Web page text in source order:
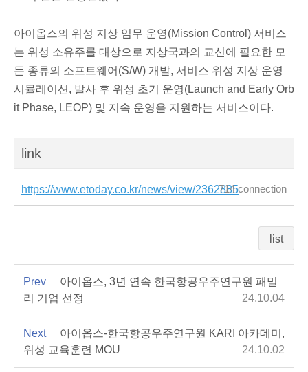
아이옵스의 위성 지상 임무 운영(Mission Control) 서비스
는 위성 소유주를 대상으로 지상국과의 교신에 필요한 모
든 종류의 소프트웨어(S/W) 개발, 서비스 위성 지상 운영
시뮬레이션, 발사 후 위성 초기 운영(Launch and Early Orb
it Phase, LEOP) 및 지속 운영을 지원하는 서비스이다.
link
https://www.etoday.co.kr/news/view/2362885714 connection
list
Prev
아이옵스, 3년 연속 한국항공우주연구원 패밀
리 기업 선정
24.10.04
Next
아이옵스-한국항공우주연구원 KARI 아카데미,
위성 교육훈련 MOU
24.10.02